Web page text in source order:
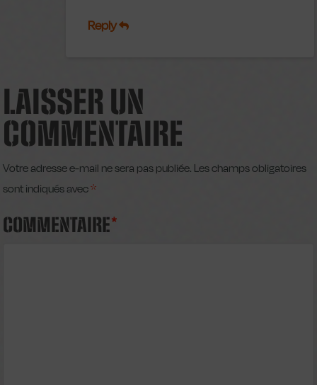
Reply
LAISSER UN
COMMENTAIRE
Votre adresse e-mail ne sera pas publiée. Les champs obligatoires
sont indiqués avec*
COMMENTAIRE*